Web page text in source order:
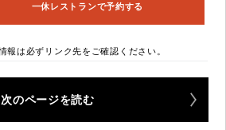
一休レストランで予約する
報は必ずリンク先をご確認ください。
次のページを読む